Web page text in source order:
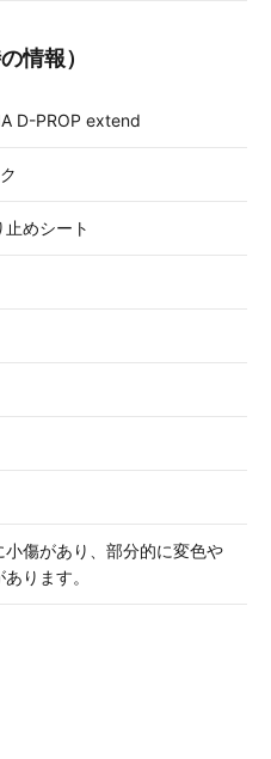
情報）
D-PROP extend
止めシート
小傷があり、部分的に変色や
ります。